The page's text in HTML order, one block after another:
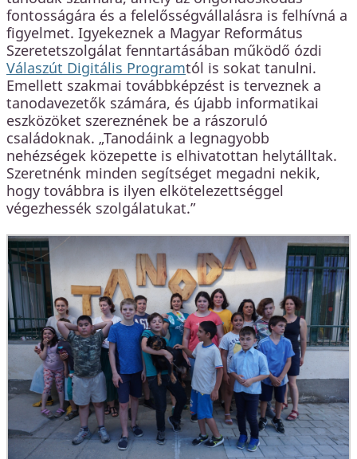
fontosságára és a felelősségvállalásra is felhívná a
figyelmet. Igyekeznek a Magyar Református
Szeretetszolgálat fenntartásában működő ózdi
Válaszút Digitális Programtól is sokat tanulni.
Emellett szakmai továbbképzést is terveznek a
tanodavezetők számára, és újabb informatikai
eszközöket szereznének be a rászoruló
családoknak. „Tanodáink a legnagyobb
nehézségek közepette is elhivatottan helytálltak.
Szeretnénk minden segítséget megadni nekik,
hogy továbbra is ilyen elkötelezettséggel
végezhessék szolgálatukat.”